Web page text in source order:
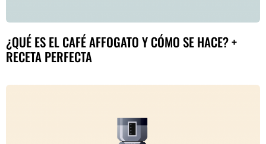
¿QUÉ ES EL CAFÉ AFFOGATO Y CÓMO SE HACE? +
RECETA PERFECTA